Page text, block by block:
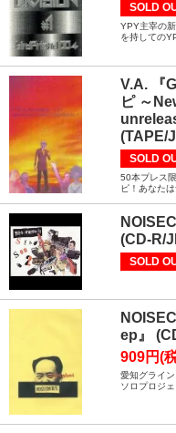
SOLD
YPY主宰の
を持しての
V.A. 『
ピ ～
(TAPE/
SOLD
50本プレス
ピ！あなたは
(CD-R/
SOLD
ep』
909円(
愛知グライ
ソロプロジ